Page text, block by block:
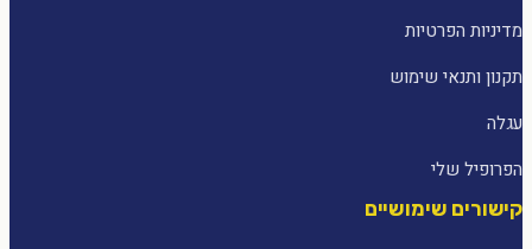
מדיניות הפרטיות
תקנון ותנאי שימוש
עגלה
הפרופיל שלי
קישורים שימושיים